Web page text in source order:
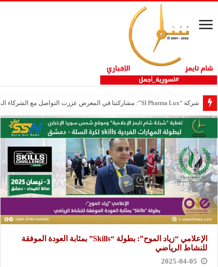
شركة “SI Pharma Lux”: مشاركتنا في المعرض عززت التواصل مع الشركاء المحليين والدوليين
الإعلامي “زياد الموح”: بطولة “Skills” بمثابة العودة الموفقة
للنشاط الرياضي
2025-04-05